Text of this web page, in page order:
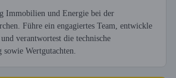
Immobilien und Energie bei der
Führe ein engagiertes Team, entwickle
verantwortest die technische
Wertgutachten.